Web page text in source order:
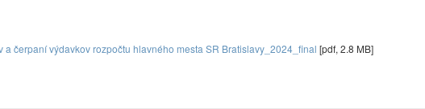
čerpaní výdavkov rozpočtu hlavného mesta SR Bratislavy_2024_final [pdf, 2.8 MB]